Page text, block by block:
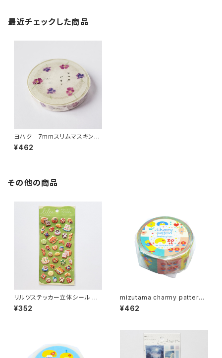
最近チェックした商品
ヨハク 7mmスリムマスキング
テープ ビオラ L-004
¥462
その他の商品
リルツステッカー立体シール 82
586 ブレッド パン
¥352
mizutama charmy pattern
マスキングテープ うきうきパタ
ーン
¥462